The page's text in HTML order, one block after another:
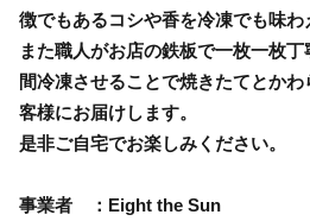
徴でもあるコシや香を冷凍でも味わ
また職人がお店の鉄板で一枚一枚
間冷凍させることで焼きたてとか
客様にお届けします。
是非ご自宅でお楽しみください。
事業者 ：Eight the Sun